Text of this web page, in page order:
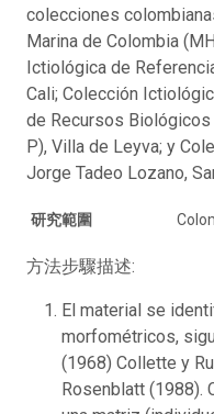
colecciones
Marina de Colombia
Ictiológica de
Cali; Colección
de Recursos
P), Villa de Leyva; y
Jorge Tadeo Lozano,
研究範圍
方法步驟描述:
El material se
morfométricos,
(1968) Collette y
Rosenblatt (1988).